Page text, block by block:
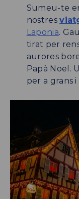
Sumeu-te
nostres
Laponia.
tirat per
aurores
Papà Noel.
per a grans